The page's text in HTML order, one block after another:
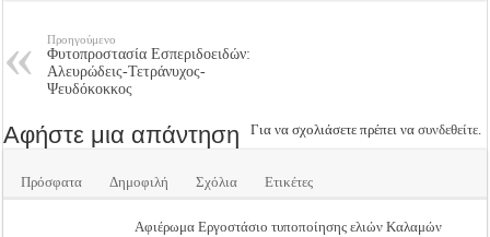
Προηγούμενο
Φυτοπροστασία Εσπεριδοειδών:
Αλευρώδεις-Τετράνυχος-
Ψευδόκοκκος
Αφήστε μια απάντηση Για να σχολιάσετε πρέπει νασυνδεθείτε.
Πρόσφατα Δημοφιλή Σχόλια Ετικέτες
Αφιέρωμα Εργοστάσιο τυποποίησης ελιών Καλαμών